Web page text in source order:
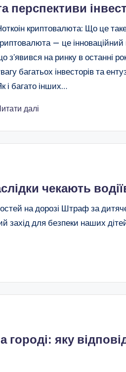
перспективи
криптовалюта: Що це
— це
з'явився на ринку в останні
багатьох інвесторів та
і багато інших…
далі
чекають
на дорозі Штраф за
захід для безпеки наших
яку